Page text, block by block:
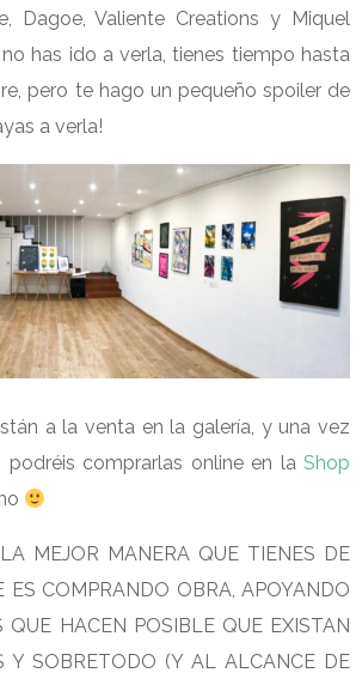
Dagoe, Valiente Creations y Miquel
has ido a verla, tienes tiempo hasta
pero te hago un pequeño spoiler de
a verla!
a la venta en la galería, y una vez
podréis comprarlas online en la Shop
MEJOR MANERA QUE TIENES DE
ES COMPRANDO OBRA, APOYANDO
QUE HACEN POSIBLE QUE EXISTAN
Y SOBRETODO (Y AL ALCANCE DE